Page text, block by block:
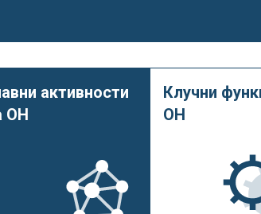
активности
ОН
Клучни
ОН